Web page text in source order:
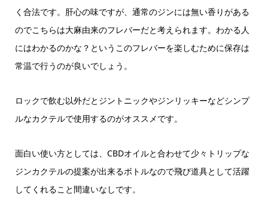
く合法です。肝心の味ですが、通常のジンには無い香りがある
のでこちらは大麻由来のフレバーだと考えられます。わかる人
にはわかるのかな？というこのフレバーを楽しむために保存は
常温で行うのが良いでしょう。
ロックで飲む以外だとジントニックやジンリッキーなどシンプ
ルなカクテルで使用するのがオススメです。
面白い使い方としては、CBDオイルと合わせて少々トリップな
ジンカクテルの提案が出来るボトルなので飛び道具として活躍
してくれること間違いなしです。